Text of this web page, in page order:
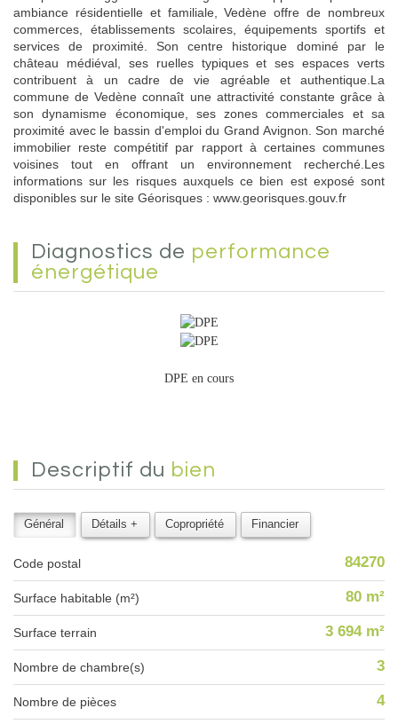
ambiance résidentielle et familiale, Vedène offre de nombreux
commerces, établissements scolaires, équipements sportifs et
services de proximité. Son centre historique dominé par le
château médiéval, ses ruelles typiques et ses espaces verts
contribuent à un cadre de vie agréable et authentique.La
commune de Vedène connaît une attractivité constante grâce à
son dynamisme économique, ses zones commerciales et sa
proximité avec le bassin d'emploi du Grand Avignon. Son marché
immobilier reste compétitif par rapport à certaines communes
voisines tout en offrant un environnement recherché.Les
informations sur les risques auxquels ce bien est exposé sont
disponibles sur le site Géorisques : www.georisques.gouv.fr
diagnostics de performance
énergétique
DPE en cours
descriptif du bien
Général Détails + Copropriété Financier
Code postal 84270
Surface habitable (m²) 80 m²
surface terrain 3 694 m²
Nombre de chambre(s) 3
Nombre de pièces 4